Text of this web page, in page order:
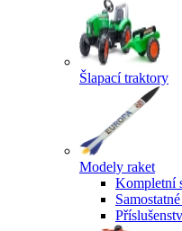
Šlapací traktory
Modely raket
Kompletní